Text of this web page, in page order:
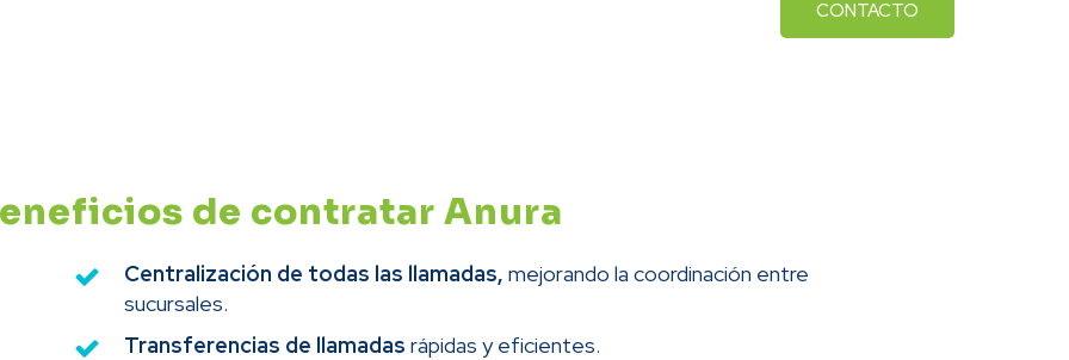
de contratar Anura
Centralización de todas las llamadas, mejorando la coordinación entre
sucursales.
Transferencias de llamadas rápidas y eficientes.